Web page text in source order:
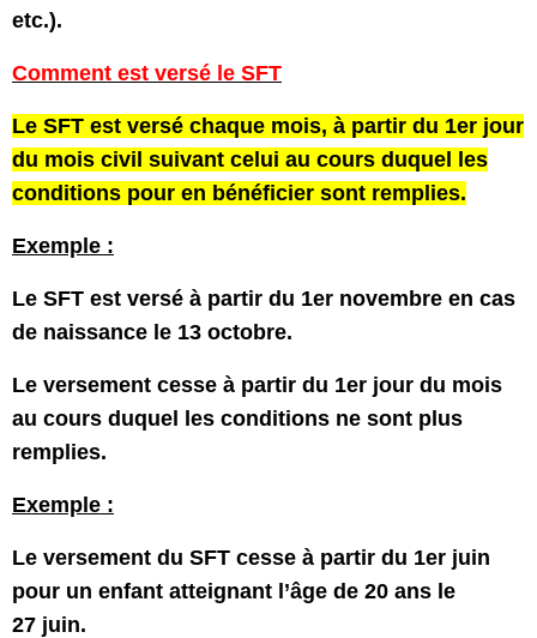
etc.).
Comment est versé le SFT
Le SFT est versé chaque mois, à partir du 1er jour
du mois civil suivant celui au cours duquel les
conditions pour en bénéficier sont remplies.
Exemple :
Le SFT est versé à partir du 1er novembre en cas
de naissance le 13 octobre.
Le versement cesse à partir du 1er jour du mois
au cours duquel les conditions ne sont plus
remplies.
Exemple :
Le versement du SFT cesse à partir du 1er juin
pour un enfant atteignant l’âge de 20 ans le
27 juin.